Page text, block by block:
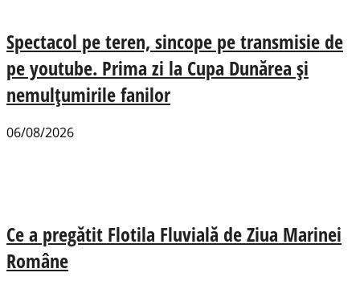
Spectacol pe teren, sincope pe transmisie de
pe youtube. Prima zi la Cupa Dunărea și
nemulțumirile fanilor
06/08/2026
Ce a pregătit Flotila Fluvială de Ziua Marinei
Române